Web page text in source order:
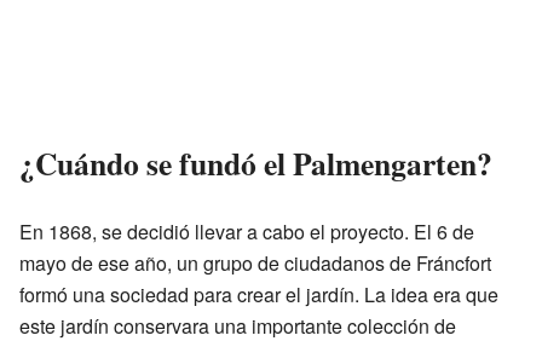
¿Cuándo se fundó el Palmengarten?
En 1868, se decidió llevar a cabo el proyecto. El 6 de
mayo de ese año, un grupo de ciudadanos de Fráncfort
formó una sociedad para crear el jardín. La idea era que
este jardín conservara una importante colección de